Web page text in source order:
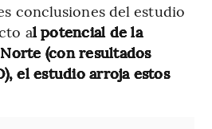
conclusiones del estudio
al potencial de la
(con resultados
el estudio arroja estos